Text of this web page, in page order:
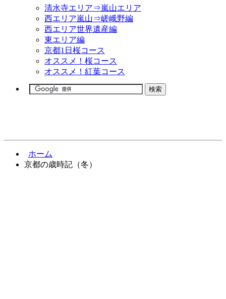
清水寺エリア⇒嵐山エリア
西エリア嵐山⇒嵯峨野編
西エリア世界遺産編
東エリア編
京都1日桜コース
オススメ！桜コース
オススメ！紅葉コース
ホーム
京都の歳時記（冬）